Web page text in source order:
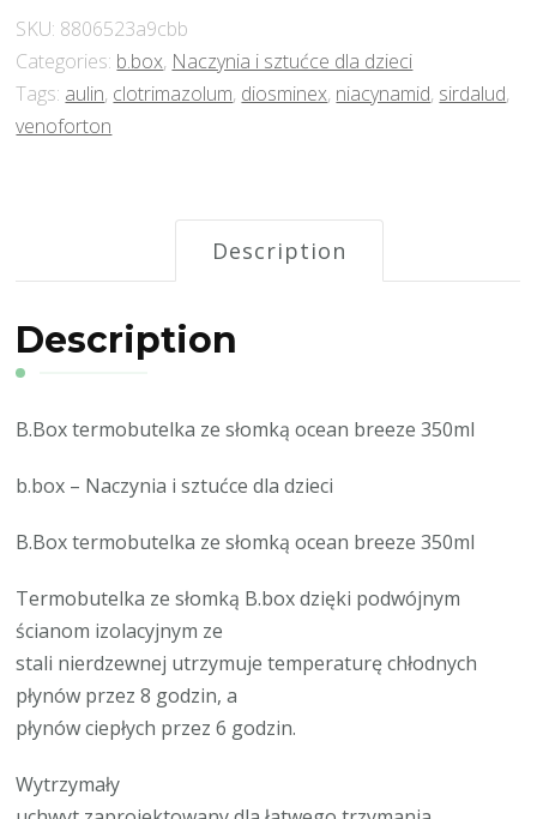
SKU: 8806523a9cbb
Categories: b.box, Naczynia i sztućce dla dzieci
Tags: aulin, clotrimazolum, diosminex, niacynamid, sirdalud,
venoforton
Description
Description
B.Box termobutelka ze słomką ocean breeze 350ml
b.box – Naczynia i sztućce dla dzieci
B.Box termobutelka ze słomką ocean breeze 350ml
Termobutelka ze słomką B.box dzięki podwójnym
ścianom izolacyjnym ze
stali nierdzewnej utrzymuje temperaturę chłodnych
płynów przez 8 godzin, a
płynów ciepłych przez 6 godzin.
Wytrzymały